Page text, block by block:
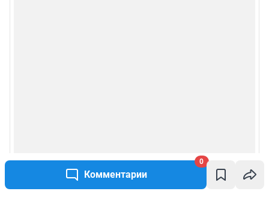
Комментарии
0